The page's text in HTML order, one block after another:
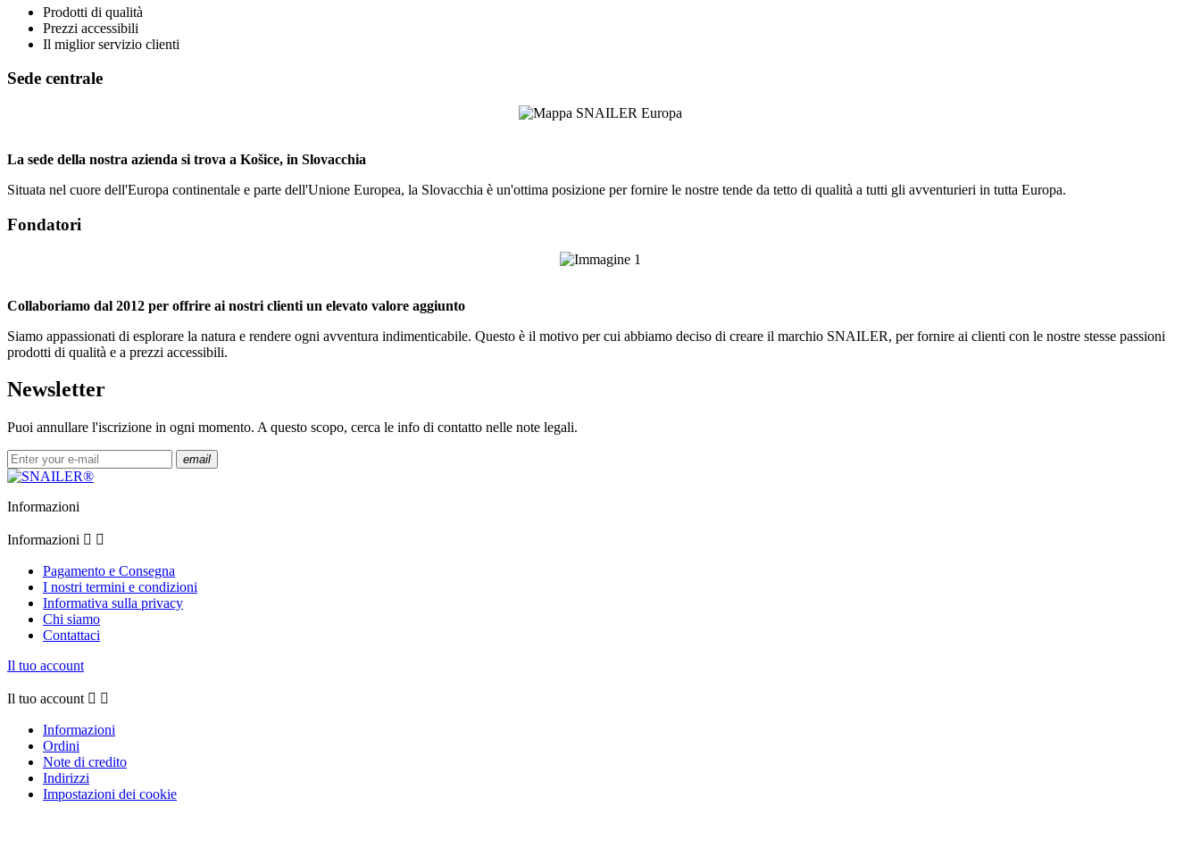
Prodotti di qualità
Prezzi accessibili
Il miglior servizio clienti
Sede centrale
La sede della nostra azienda si trova a Košice, in Slovacchia
Situata nel cuore dell'Europa continentale e parte dell'Unione Europea, la Slovacchia è un'ottima posizione per fornire le nostre tende da tetto di qualità a tutti gli avventurieri in tutta Europa.
Fondatori
Collaboriamo dal 2012 per offrire ai nostri clienti un elevato valore aggiunto
Siamo appassionati di esplorare la natura e rendere ogni avventura indimenticabile. Questo è il motivo per cui abbiamo deciso di creare il marchio SNAILER, per fornire ai clienti con le nostre stesse passioni
prodotti di qualità e a prezzi accessibili.
Newsletter
Puoi annullare l'iscrizione in ogni momento. A questo scopo, cerca le info di contatto nelle note legali.
email
Informazioni
Informazioni  
Pagamento e Consegna
I nostri termini e condizioni
Informativa sulla privacy
Chi siamo
Contattaci
Il tuo account
Il tuo account  
Informazioni
Ordini
Note di credito
Indirizzi
Impostazioni dei cookie